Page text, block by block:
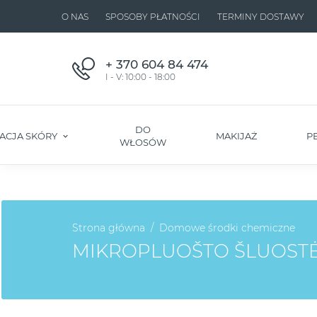
O NAS SPOSOBY PŁATNOŚCI TERMINY DOSTAWY
+ 370 604 84 474
I - V: 10:00 - 18:00
SKÓRY
DO
WŁOSÓW
MAKIJAŻ
Strona główna Domowe środki chemiczne
MIKROPLUOŠTO